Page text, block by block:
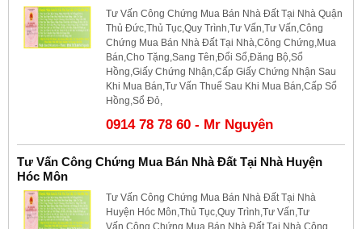
Tư Vấn Công Chứng Mua Bán Nhà Đất Tại Nhà Quận
Thủ Đức,Thủ Tục,Quy Trình,Tư Vấn,Tư Vấn,Công
Chứng Mua Bán Nhà Đất Tại Nhà,Công Chứng,Mua
Bán,Cho Tặng,Sang Tên,Đổi Sổ,Đăng Bộ,Sổ
Hồng,Giấy Chứng Nhận,Cấp Giấy Chứng Nhận Sau
Khi Mua Bán,Tư Vấn Thuế Sau Khi Mua Bán,Cấp Sổ
Hồng,Sổ Đỏ,
0914 78 78 60 - Mr Nguyên
Tư Vấn Công Chứng Mua Bán Nhà Đất Tại Nhà Huyện
Hóc Môn
Tư Vấn Công Chứng Mua Bán Nhà Đất Tại Nhà
Huyện Hóc Môn,Thủ Tục,Quy Trình,Tư Vấn,Tư
Vấn,Công Chứng Mua Bán Nhà Đất Tại Nhà,Công